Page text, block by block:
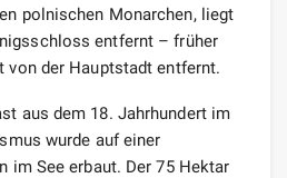
polnischen Monarchen, liegt
entfernt – früher
von der Hauptstadt entfernt.
aus dem 18. Jahrhundert im
wurde auf einer
im See erbaut. Der 75 Hektar